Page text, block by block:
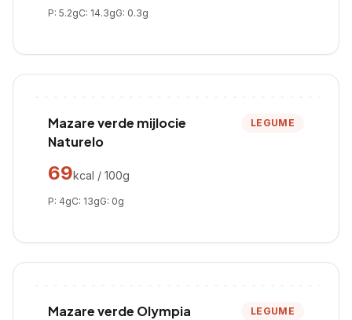
P: 5.2gC: 14.3gG: 0.3g
Mazare verde mijlocie
Naturelo
LEGUME
69kcal / 100g
P: 4gC: 13gG: 0g
Mazare verde Olympia LEGUME